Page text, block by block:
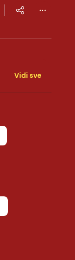
Vidi sve